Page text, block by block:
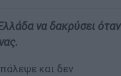
να δακρύσει όταν
και δεν